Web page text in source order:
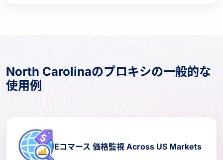
North Carolinaのプロキシの一般的な
使用例
Eコマース 価格監視 Across US Markets